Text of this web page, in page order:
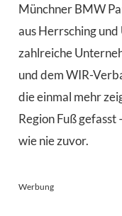
Münchner BMW
aus Herrsching und
zahlreiche
und dem WIR-
die einmal mehr
Region Fuß
wie nie zuvor.
Werbung